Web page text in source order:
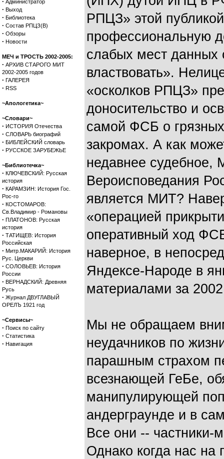
Администратор
· Выход
· Библиотека
· Состав РПЦЗ(В)
· Обзоры
· Новости
МЕЧ и ТРОСТЬ 2002-2005:
· АРХИВ СТАРОГО МИТ
2002-2005 годов
· ГАЛЕРЕЯ
· RSS
~Апологетика~
~Словари~
· ИСТОРИЯ Отечества
· СЛОВАРЬ биографий
· БИБЛЕЙСКИЙ словарь
· РУССКОЕ ЗАРУБЕЖЬЕ
~Библиотечка~
· КЛЮЧЕВСКИЙ: Русская
история
· КАРАМЗИН: История Гос.
Рос-го
· КОСТОМАРОВ:
Св.Владимир - Романовы
· ПЛАТОНОВ: Русская
история
· ТАТИЩЕВ: История
Российская
· Митр.МАКАРИЙ: История
Рус. Церкви
· СОЛОВЬЕВ: История
России
· ВЕРНАДСКИЙ: Древняя
Русь
· Журнал ДВУГЛАВЫЙ
ОРЕЛЪ 1921 год
~Сервисы~
· Поиск по сайту
· Статистика
· Навигация
РПЦЗ» этой
профессиональную
слабых мест данных
властвовать».
«осколков РПЦЗ»
доносительство и
самой ФСБ о
закромах. А как
недавнее судебное,
Вероисповедания
является МИТ?
«операцией
оперативный ход
наверное, в
Яндексе-Народе в
материалами за
Мы не обращаем
неудачников по
парашным страхом
всезнающей ГеБе,
манипулирующей
андерграунде и в
Все они -- частники-
Однако когда нас